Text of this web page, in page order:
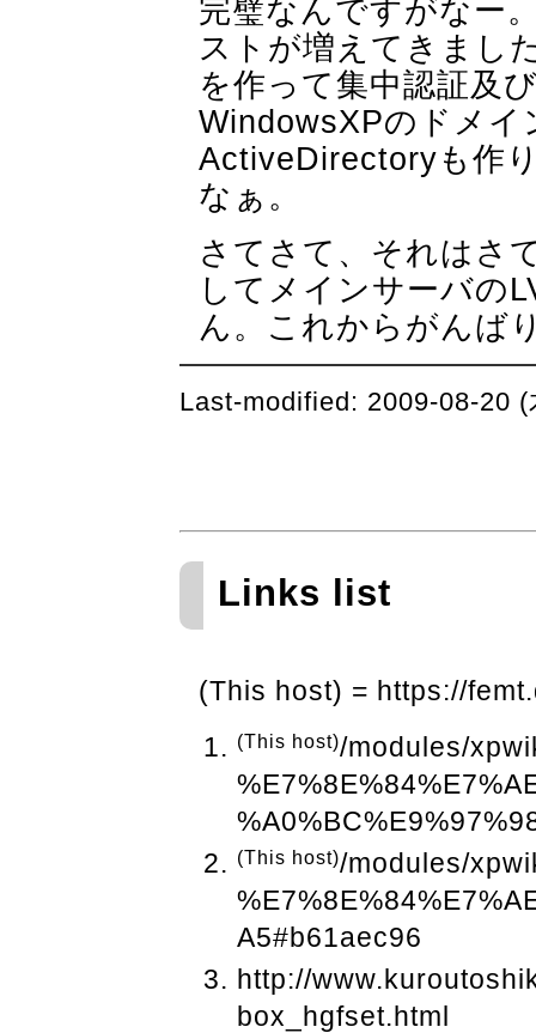
完璧なんですがなー
ストが増えてきまし
を作って集中認証及
WindowsXPのドメイ
ActiveDirectoryも作
なぁ。
さてさて、それはさ
してメインサーバの
ん。これからがんば
Last-modified: 2009-08-20
Links list
(This host) = https://
(This host)/modules/
(This host)/modules/
A5#b61aec96
http://
box_hgfset.html